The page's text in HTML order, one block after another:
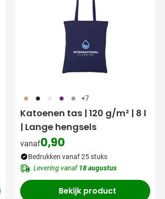
011 001 002 024 003 +7
Katoenen tas | 120 g/m² | 8 l
| Lange hengsels
vanaf0,90
Bedrukken vanaf 25 stuks
Levering vanaf18 augustus
Bekijk product